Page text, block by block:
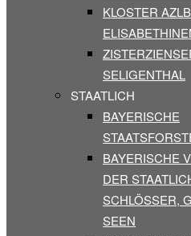
KLOSTER
SELIGENTHAL
STAATLICH
BAYERISCHE
BAYERISCHE
DER
SCHLÖSSER,
SEEN